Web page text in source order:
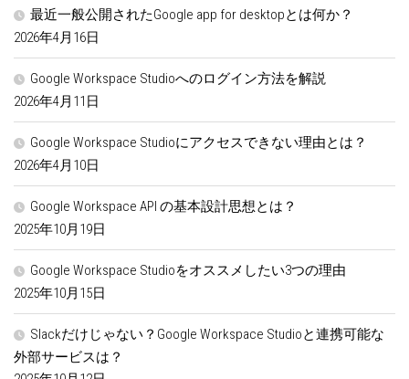
最近一般公開されたGoogle app for desktopとは何か？
2026年4月16日
Google Workspace Studioへのログイン方法を解説
2026年4月11日
Google Workspace Studioにアクセスできない理由とは？
2026年4月10日
Google Workspace API の基本設計思想とは？
2025年10月19日
Google Workspace Studioをオススメしたい3つの理由
2025年10月15日
Slackだけじゃない？Google Workspace Studioと連携可能な
外部サービスは？